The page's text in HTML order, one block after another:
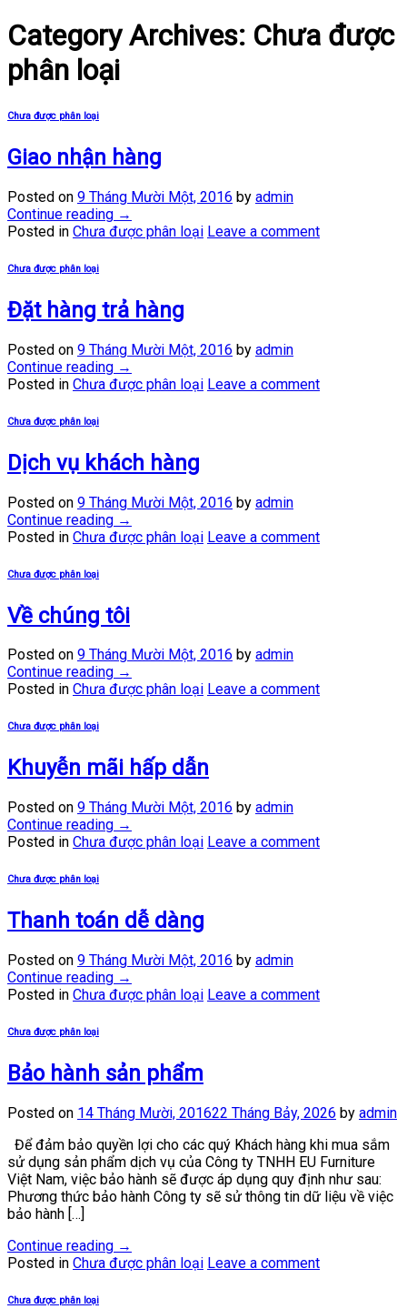
Category Archives: Chưa được
phân loại
Chưa được phân loại
Giao nhận hàng
Posted on 9 Tháng Mười Một, 2016 by admin
Continue reading →
Posted in Chưa được phân loại Leave a comment
Chưa được phân loại
Đặt hàng trả hàng
Posted on 9 Tháng Mười Một, 2016 by admin
Continue reading →
Posted in Chưa được phân loại Leave a comment
Chưa được phân loại
Dịch vụ khách hàng
Posted on 9 Tháng Mười Một, 2016 by admin
Continue reading →
Posted in Chưa được phân loại Leave a comment
Chưa được phân loại
Về chúng tôi
Posted on 9 Tháng Mười Một, 2016 by admin
Continue reading →
Posted in Chưa được phân loại Leave a comment
Chưa được phân loại
Khuyễn mãi hấp dẫn
Posted on 9 Tháng Mười Một, 2016 by admin
Continue reading →
Posted in Chưa được phân loại Leave a comment
Chưa được phân loại
Thanh toán dễ dàng
Posted on 9 Tháng Mười Một, 2016 by admin
Continue reading →
Posted in Chưa được phân loại Leave a comment
Chưa được phân loại
Bảo hành sản phẩm
Posted on 14 Tháng Mười, 201622 Tháng Bảy, 2026 by admin
Để đảm bảo quyền lợi cho các quý Khách hàng khi mua sắm
sử dụng sản phẩm dịch vụ của Công ty TNHH EU Furniture
Việt Nam, việc bảo hành sẽ được áp dụng quy định như sau:
Phương thức bảo hành Công ty sẽ sử thông tin dữ liệu về việc
bảo hành […]
Continue reading →
Posted in Chưa được phân loại Leave a comment
Chưa được phân loại